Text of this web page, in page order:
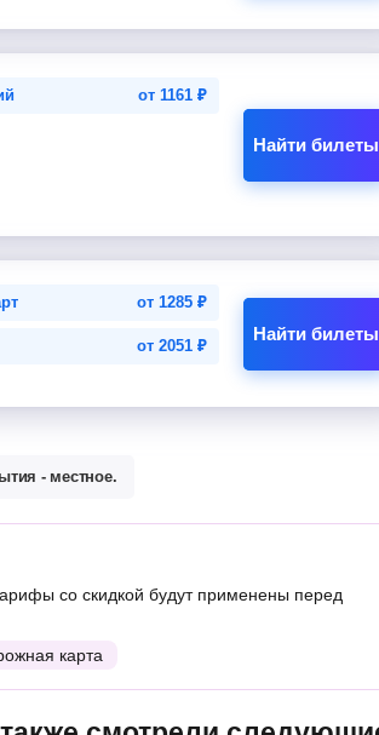
от 1161 ₽
Найти билеты
от 1285 ₽
от 2051 ₽
Найти билеты
- местное.
со скидкой будут применены перед
карта